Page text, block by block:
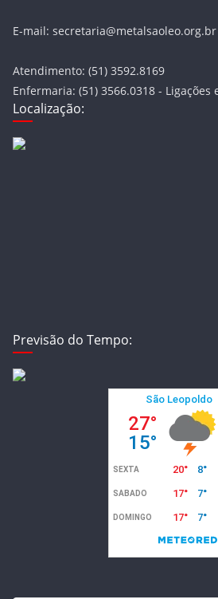
E-mail: secretaria@metalsaoleo.org.br
Atendimento: (51) 3592.8169
Enfermaria: (51) 3566.0318 - Ligações
Localização:
Previsão do Tempo: